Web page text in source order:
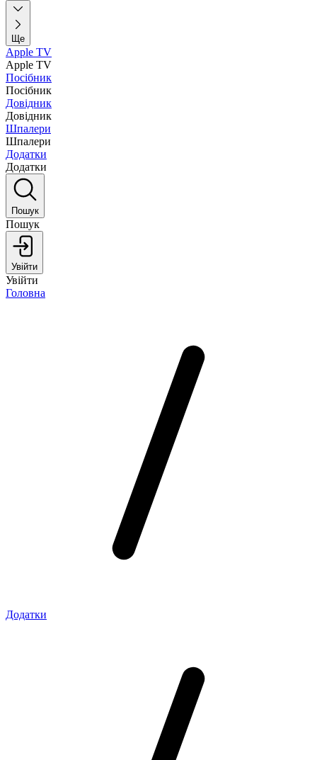
Ще
Apple TV
Apple TV
Посібник
Посібник
Довідник
Довідник
Шпалери
Шпалери
Додатки
Додатки
Пошук
Пошук
Увійти
Увійти
Головна
Додатки